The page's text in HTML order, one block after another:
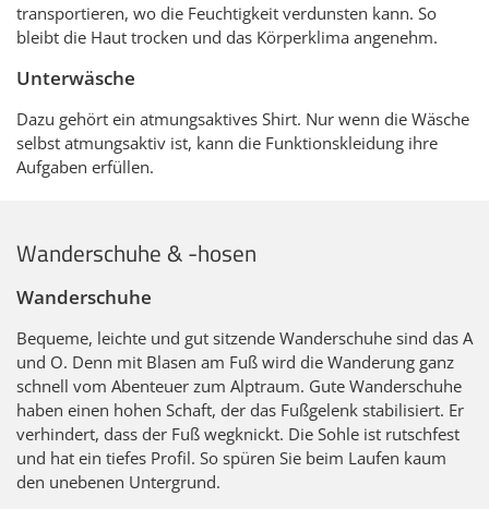
transportieren, wo die Feuchtigkeit verdunsten kann. So
bleibt die Haut trocken und das Körperklima angenehm.
Unterwäsche
Dazu gehört ein atmungsaktives Shirt. Nur wenn die Wäsche
selbst atmungsaktiv ist, kann die Funktionskleidung ihre
Aufgaben erfüllen.
Wanderschuhe & -hosen
Wanderschuhe
Bequeme, leichte und gut sitzende Wanderschuhe sind das A
und O. Denn mit Blasen am Fuß wird die Wanderung ganz
schnell vom Abenteuer zum Alptraum. Gute Wanderschuhe
haben einen hohen Schaft, der das Fußgelenk stabilisiert. Er
verhindert, dass der Fuß wegknickt. Die Sohle ist rutschfest
und hat ein tiefes Profil. So spüren Sie beim Laufen kaum
den unebenen Untergrund.